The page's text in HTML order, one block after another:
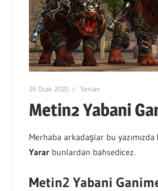
26 Ocak 2020 Sercan
Metin2 Yabani
Merhaba arkadaşlar bu yazımızda
Yararbunlardan bahsedicez.
Metin2 Yabani